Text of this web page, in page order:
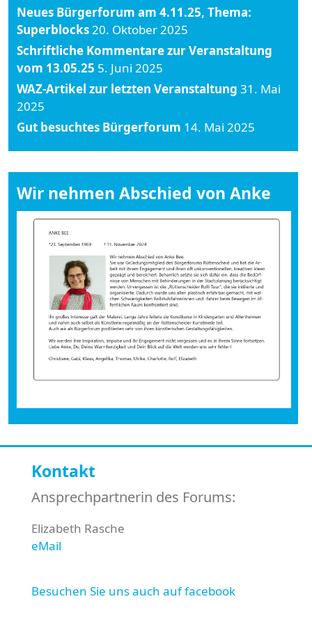
Neues Bürgerforum am 4.11.25, Thema:
Superblocks20. Oktober 2025
Schriftliche Kommentare zur Veranstaltung
vom 13.05.25 5. Juni 2025
WAZ-Artikel zur letzten Veranstaltung 31. Mai
2025
Gut besuchtes Bürgerforum 14. Mai 2025
Wir nehmen Abschied von Anke
Kontakt
Ansprechpartnerin des Forums:
Elizabeth Rasche
eMail
Besuchen Sie uns auch auf facebook